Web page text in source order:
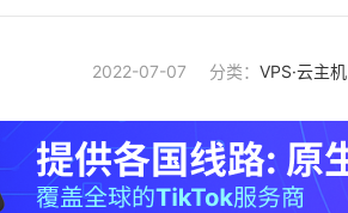
2022-07-07 分类： VPS·云主机